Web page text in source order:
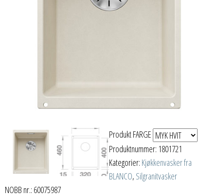
Produkt FARGE
Produktnummer: 1801721
Kategorier: Kjøkkenvasker fra
BLANCO, Silgranitvasker
NOBB nr.: 60075987